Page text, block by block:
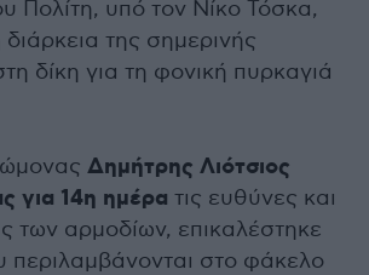
Πολίτη, υπό τον Νίκο Τόσκα,
της σημερινής
δίκη για τη φονική πυρκαγιά
Δημήτρης Λιότσιος
για 14η ημέρα τις ευθύνες και
των αρμοδίων, επικαλέστηκε
περιλαμβάνονται στο φάκελο